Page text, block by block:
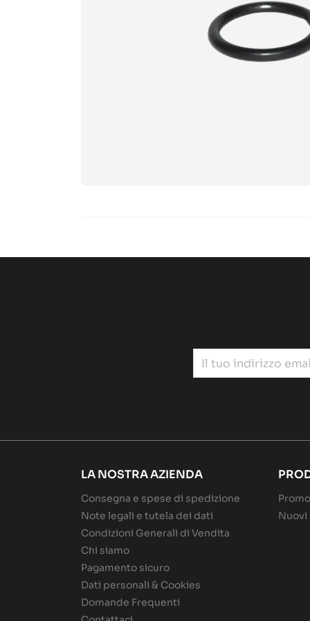
LA NOSTRA AZIENDA
Consegna e spese di spedizione
Note legali e tutela dei dati
Condizioni Generali di Vendita
Chi siamo
Pagamento sicuro
Dati personali & Cookies
Domande Frequenti